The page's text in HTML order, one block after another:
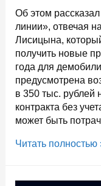
Об этом
линии», отвечая
Лисицына,
получить новые
года для
предусмотрена
в 350 тыс. рублей
контракта без
может быть
С
в
Читать полностью